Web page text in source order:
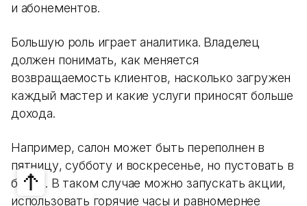
и абонементов.
Большую роль играет аналитика. Владелец
должен понимать, как меняется
возвращаемость клиентов, насколько загружен
каждый мастер и какие услуги приносят больше
дохода.
Например, салон может быть переполнен в
пятницу, субботу и воскресенье, но пустовать в
будни. В таком случае можно запускать акции,
использовать горячие часы и равномернее